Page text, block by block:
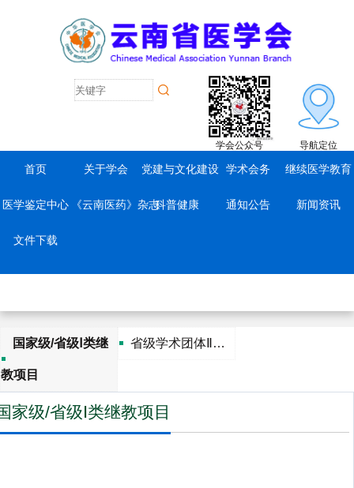
导航定位
学会公众号
首页 关于学会 党建与文化建设 学术会务 继续医学教育
医学鉴定中心 《云南医药》杂志科普健康 通知公告 新闻资讯
文件下载
国家级/省级Ⅰ类继
教项目
省级学术团体Ⅱ类继教项目
家级/省级Ⅰ类继教项目